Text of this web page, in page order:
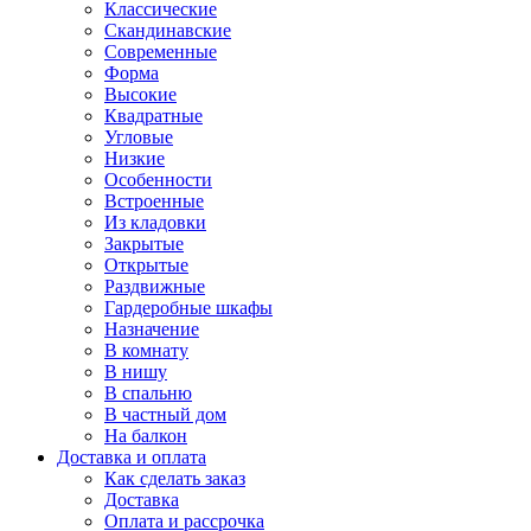
Классические
Скандинавские
Современные
Форма
Высокие
Квадратные
Угловые
Низкие
Особенности
Встроенные
Из кладовки
Закрытые
Открытые
Раздвижные
Гардеробные шкафы
Назначение
В комнату
В нишу
В спальню
В частный дом
На балкон
Доставка и оплата
Как сделать заказ
Доставка
Оплата и рассрочка